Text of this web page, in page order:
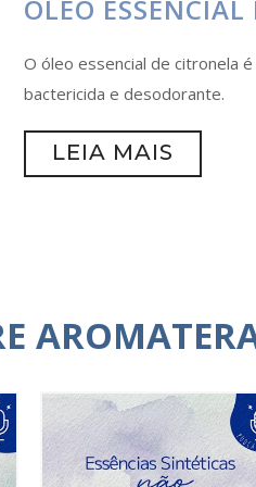
ÓLEO
O óleo essencial de citronela
bactericida e desodorante.
LEIA MAIS